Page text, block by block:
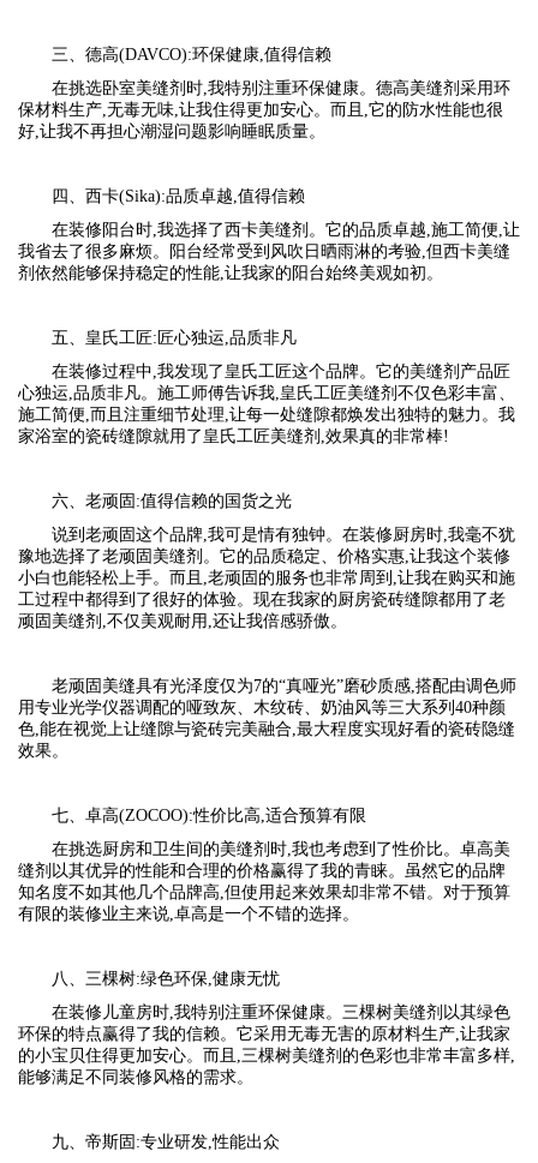
三、德高(DAVCO):环保健康,值得信赖
在挑选卧室美缝剂时,我特别注重环保健康。德高美缝剂采用环
保材料生产,无毒无味,让我住得更加安心。而且,它的防水性能也很
好,让我不再担心潮湿问题影响睡眠质量。
四、西卡(Sika):品质卓越,值得信赖
在装修阳台时,我选择了西卡美缝剂。它的品质卓越,施工简便,让
我省去了很多麻烦。阳台经常受到风吹日晒雨淋的考验,但西卡美缝
剂依然能够保持稳定的性能,让我家的阳台始终美观如初。
五、皇氏工匠:匠心独运,品质非凡
在装修过程中,我发现了皇氏工匠这个品牌。它的美缝剂产品匠
心独运,品质非凡。施工师傅告诉我,皇氏工匠美缝剂不仅色彩丰富、
施工简便,而且注重细节处理,让每一处缝隙都焕发出独特的魅力。我
家浴室的瓷砖缝隙就用了皇氏工匠美缝剂,效果真的非常棒!
六、老顽固:值得信赖的国货之光
说到老顽固这个品牌,我可是情有独钟。在装修厨房时,我毫不犹
豫地选择了老顽固美缝剂。它的品质稳定、价格实惠,让我这个装修
小白也能轻松上手。而且,老顽固的服务也非常周到,让我在购买和施
工过程中都得到了很好的体验。现在我家的厨房瓷砖缝隙都用了老
顽固美缝剂,不仅美观耐用,还让我倍感骄傲。
老顽固美缝具有光泽度仅为7的“真哑光”磨砂质感,搭配由调色师
用专业光学仪器调配的哑致灰、木纹砖、奶油风等三大系列40种颜
色,能在视觉上让缝隙与瓷砖完美融合,最大程度实现好看的瓷砖隐缝
效果。
七、卓高(ZOCOO):性价比高,适合预算有限
在挑选厨房和卫生间的美缝剂时,我也考虑到了性价比。卓高美
缝剂以其优异的性能和合理的价格赢得了我的青睐。虽然它的品牌
知名度不如其他几个品牌高,但使用起来效果却非常不错。对于预算
有限的装修业主来说,卓高是一个不错的选择。
八、三棵树:绿色环保,健康无忧
在装修儿童房时,我特别注重环保健康。三棵树美缝剂以其绿色
环保的特点赢得了我的信赖。它采用无毒无害的原材料生产,让我家
的小宝贝住得更加安心。而且,三棵树美缝剂的色彩也非常丰富多样,
能够满足不同装修风格的需求。
九、帝斯固:专业研发,性能出众